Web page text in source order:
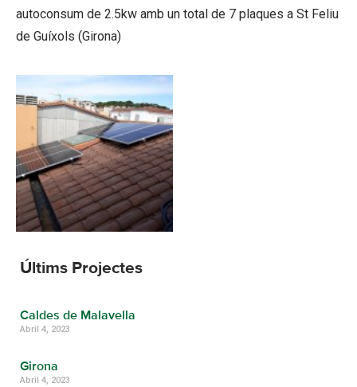
autoconsum de 2.5kw amb un total de 7 plaques a St Feliu
de Guíxols (Girona)
Últims Projectes
Caldes de Malavella
Abril 4, 2023
Girona
Abril 4, 2023